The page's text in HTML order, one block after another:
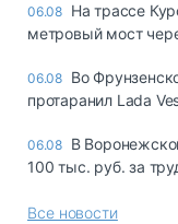
06.08 На трассе
метровый мост
06.08 Во
протаранил Lada
06.08 В
100 тыс. руб. за
Все новости